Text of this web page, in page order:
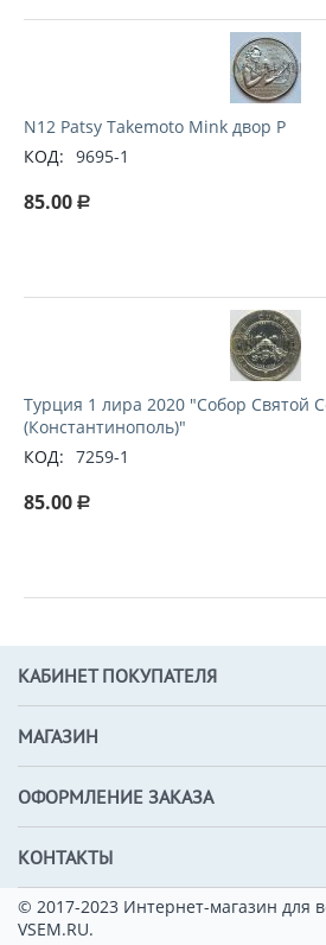
N12 Patsy Takemoto Mink двор P
КОД: 9695-1
85.00 Р
Турция 1 лира 2020 "Собор Святой
(Константинополь)"
КОД: 7259-1
85.00 Р
КАБИНЕТ ПОКУПАТЕЛЯ
МАГАЗИН
ОФОРМЛЕНИЕ ЗАКАЗА
КОНТАКТЫ
© 2017-2023 Интернет-магазин для
VSEM.RU.